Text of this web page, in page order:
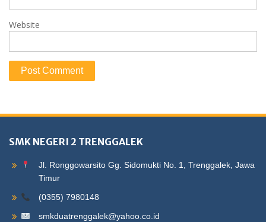
Website
SMK NEGERI 2 TRENGGALEK
Jl. Ronggowarsito Gg. Sidomukti No. 1, Trenggalek, Jawa
Timur
(0355) 7980148
smkduatrenggalek@yahoo.co.id